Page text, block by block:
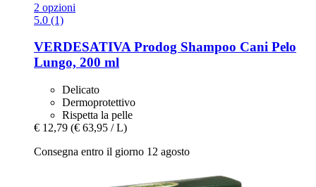
2 opzioni
5.0 (1)
VERDESATIVAProdog Shampoo Cani Pelo
Lungo, 200 ml
Delicato
Dermoprotettivo
Rispetta la pelle
€ 12,79 (€ 63,95 / L)
Consegna entro il giorno 12 agosto